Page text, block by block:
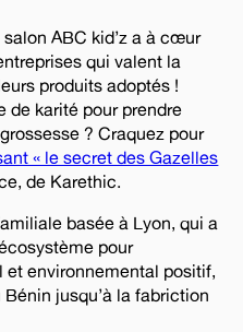
ABC kid’z a à cœur
qui valent la
produits adoptés !
de karité pour prendre
? Craquez pour
« le secret des Gazelles
de Karethic.
basée à Lyon, qui a
pour
environnemental positif,
jusqu’à la fabriction